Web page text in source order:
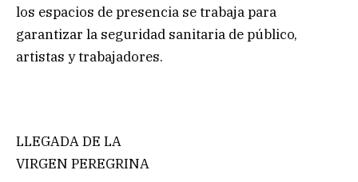
los espacios de presencia se trabaja para
garantizar la seguridad sanitaria de público,
artistas y trabajadores.
LLEGADA DE LA
VIRGEN PEREGRINA